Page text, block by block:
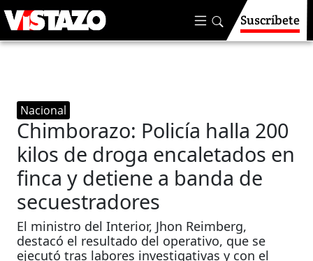
Suscríbete
Nacional
Chimborazo: Policía halla 200
kilos de droga encaletados en
finca y detiene a banda de
secuestradores
El ministro del Interior, Jhon Reimberg,
destacó el resultado del operativo, que se
ejecutó tras labores investigativas y con el